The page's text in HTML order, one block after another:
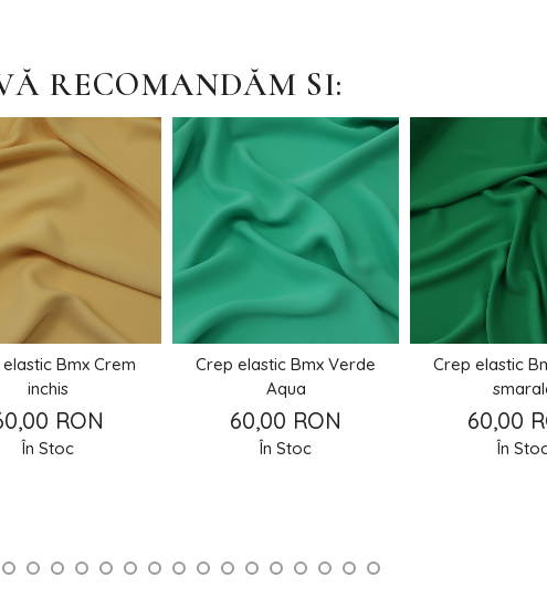
RECOMANDĂM SI:
Bmx Crem
inchis
RON
În Stoc
Crep elastic Bmx Verde
Aqua
60,00 RON
În Stoc
Crep elastic
60,00
În